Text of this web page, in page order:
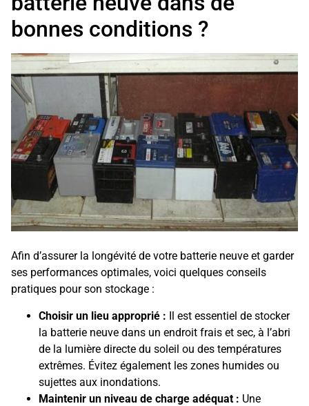
bonnes conditions ?
Afin d’assurer la longévité de votre batterie neuve et garder
ses performances optimales, voici quelques conseils
pratiques pour son stockage :
Choisir un lieu approprié : Il est essentiel de stocker
la batterie neuve dans un endroit frais et sec, à l’abri
de la lumière directe du soleil ou des températures
extrêmes. Évitez également les zones humides ou
sujettes aux inondations.
Maintenir un niveau de charge adéquat : Une